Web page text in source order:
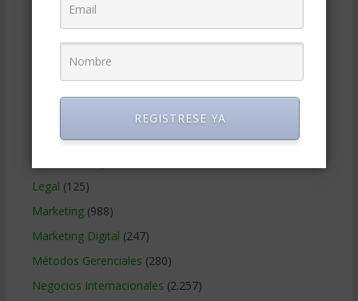
Ciencias Económicas
Educacion Gerencial
Finanzas Corporativas(748)
Gerencia social y ambiental(223)
Legal (125)
Marketing(988)
Marketing Digital (247)
Métodos Gerenciales (280)
Negocios Internacionales (2.257)
REGISTRESE YA